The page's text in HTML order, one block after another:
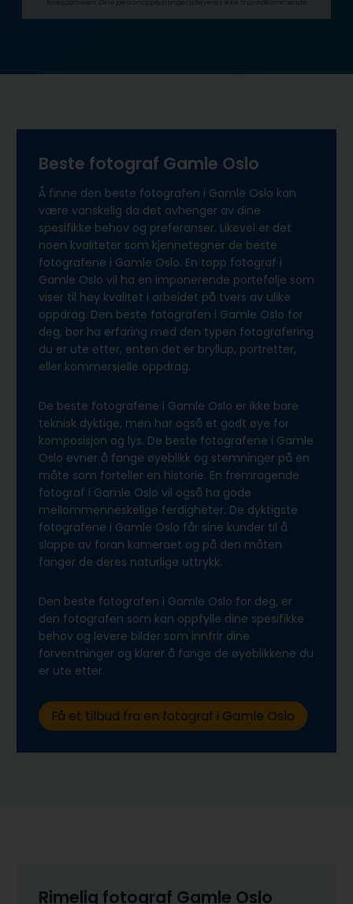
forespørselen. Dine person­­opplysninger utleveres ikke til uvedkommende.
Beste fotograf Gamle Oslo
Å finne den beste fotografen i Gamle Oslo kan
være vanskelig da det avhenger av dine
spesifikke behov og preferanser. Likevel er det
noen kvaliteter som kjennetegner de beste
fotografene i Gamle Oslo. En topp fotograf i
Gamle Oslo vil ha en imponerende portefølje som
viser til høy kvalitet i arbeidet på tvers av ulike
oppdrag. Den beste fotografen i Gamle Oslo for
deg, bør ha erfaring med den typen fotografering
du er ute etter, enten det er bryllup, portretter,
eller kommersielle oppdrag.
De beste fotografene i Gamle Oslo er ikke bare
teknisk dyktige, men har også et godt øye for
komposisjon og lys. De beste fotografene i Gamle
Oslo evner å fange øyeblikk og stemninger på en
måte som forteller en historie. En fremragende
fotograf i Gamle Oslo vil også ha gode
mellommenneskelige ferdigheter. De dyktigste
fotografene i Gamle Oslo får sine kunder til å
slappe av foran kameraet og på den måten
fanger de deres naturlige uttrykk.
Den beste fotografen i Gamle Oslo for deg, er
den fotografen som kan oppfylle dine spesifikke
behov og levere bilder som innfrir dine
forventninger og klarer å fange de øyeblikkene du
er ute etter.
Få et tilbud fra en fotograf i Gamle Oslo
Rimelig fotograf Gamle Oslo